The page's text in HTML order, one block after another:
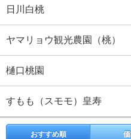
日川白桃
ヤマリョウ観光農園（桃）
樋口桃園
すもも（スモモ）皇寿
おすすめ順